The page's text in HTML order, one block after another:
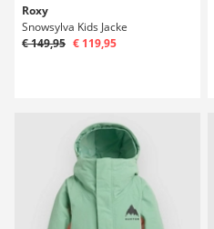
Roxy
Snowsylva Kids Jacke
€ 149,95 € 119,95